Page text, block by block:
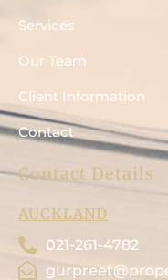
Services
Our Team
Client Information
Contact
Contact Details
AUCKLAND
021-261-4782